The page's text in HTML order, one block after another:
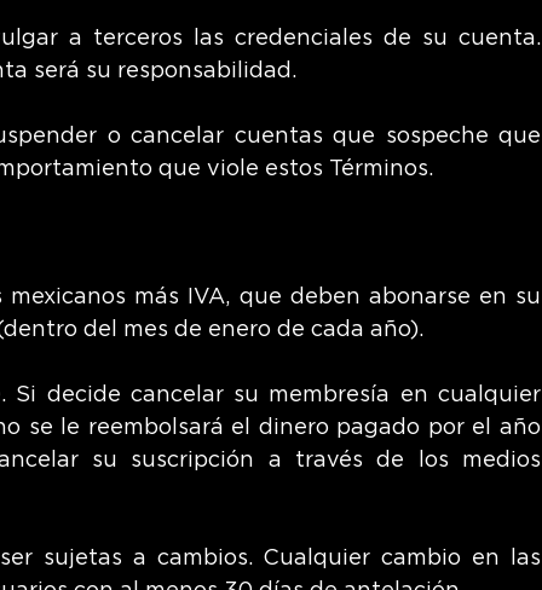
a terceros las credenciales de su cuenta.
será su responsabilidad.
o cancelar cuentas que sospeche que
que viole estos Términos.
más IVA, que deben abonarse en su
del mes de enero de cada año).
Si decide cancelar su membresía en cualquier
se le reembolsará el dinero pagado por el año
su suscripción a través de los medios
sujetas a cambios. Cualquier cambio en las